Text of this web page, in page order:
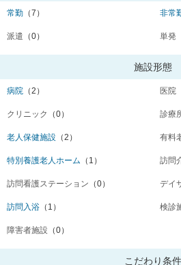
常勤 （7） 非常
派遣 （0） 単発
施設形態
病院 （2） 医院
クリニック （0） 診療
老人保健施設 （2） 有料
特別養護老人ホーム （1） 訪問
訪問看護ステーション （0） デイ
訪問入浴 （1） 検診
障害者施設 （0）
こだわり条件